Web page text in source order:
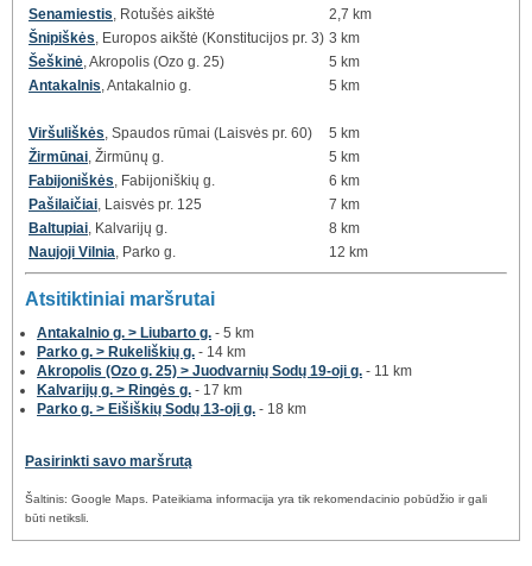
Senamiestis , Rotušės aikštė
2,7 km
Šnipiškės , Europos aikštė (Konstitucijos pr. 3) 3 km
Šeškinė , Akropolis (Ozo g. 25)
5 km
Antakalnis , Antakalnio g. 5 km
Viršuliškės , Spaudos rūmai (Laisvės pr. 60)
5 km
Žirmūnai , Žirmūnų g.
5 km
Fabijoniškės , Fabijoniškių g.
6 km
Pašilaičiai , Laisvės pr. 125
7 km
Baltupiai , Kalvarijų g.
8 km
Naujoji Vilnia , Parko g. 12 km
Atsitiktiniai maršrutai
Antakalnio g. > Liubarto g. - 5 km
Parko g. > Rukeliškių g. - 14 km
Akropolis (Ozo g. 25) > Juodvarnių Sodų 19-oji g. - 11 km
Kalvarijų g. > Ringės g. - 17 km
Parko g. > Eišiškių Sodų 13-oji g. - 18 km
Pasirinkti savo maršrutą
Šaltinis: Google Maps. Pateikiama informacija yra tik rekomendacinio pobūdžio ir gali
būti netiksli.